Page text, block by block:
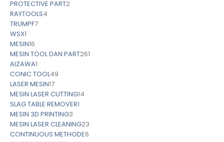
PROTECTIVE PART2
RAYTOOLS4
TRUMPF7
WSX1
MESIN16
MESIN TOOL DAN PART261
AIZAWA1
CONIC TOOL49
LASER MESIN17
MESIN LASER CUTTING14
SLAG TABLE REMOVER1
MESIN 3D PRINTING3
MESIN LASER CLEANING23
CONTINUOUS METHODE6